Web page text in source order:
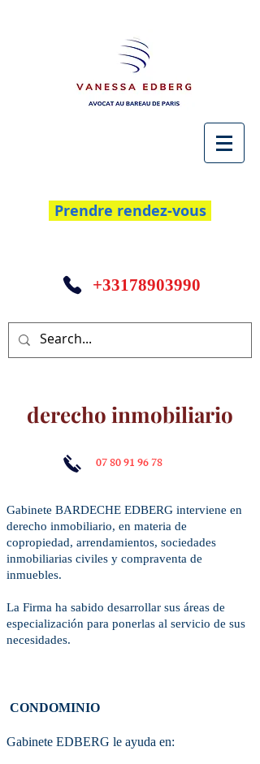
Prendre rendez-vous
+33178903990
derecho inmobiliario
07 80 91 96 78
Gabinete BARDECHE EDBERG interviene en
derecho inmobiliario, en materia de
copropiedad, arrendamientos, sociedades
inmobiliarias civiles y compraventa de
inmuebles. ​​​
La Firma ha sabido desarrollar sus áreas de
especialización para ponerlas al servicio de sus
necesidades.
CONDOMINIO
Gabinete EDBERG le ayuda en: